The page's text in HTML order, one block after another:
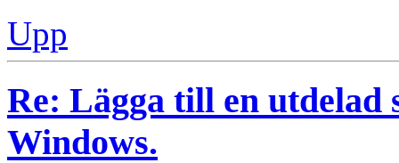
Upp
Re: Lägga till en
Windows.